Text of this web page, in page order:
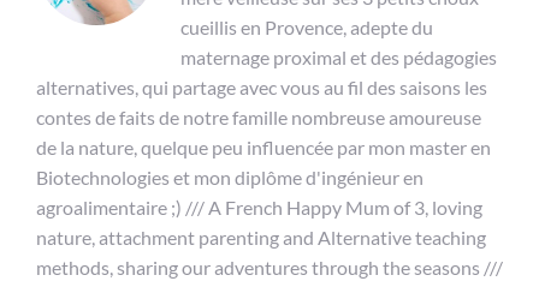
cueillis en Provence, adepte du
maternage proximal et des pédagogies
alternatives, qui partage avec vous au fil des saisons les
contes de faits de notre famille nombreuse amoureuse
de la nature, quelque peu influencée par mon master en
Biotechnologies et mon diplôme d'ingénieur en
agroalimentaire ;) /// A French Happy Mum of 3, loving
nature, attachment parenting and Alternative teaching
methods, sharing our adventures through the seasons ///